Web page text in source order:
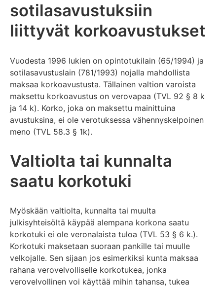
sotilasavustuksiin
liittyvät korkoavustukset
Vuodesta 1996 lukien on opintotukilain (65/1994) ja
sotilasavustuslain (781/1993) nojalla mahdollista
maksaa korkoavustusta. Tällainen valtion varoista
maksettu korkoavustus on verovapaa (TVL 92 § 8 k
ja 14 k). Korko, joka on maksettu mainittuina
avustuksina, ei ole verotuksessa vähennyskelpoinen
meno (TVL 58.3 § 1k).
Valtiolta tai kunnalta
saatu korkotuki
Myöskään valtiolta, kunnalta tai muulta
julkisyhteisöltä käypää alempana korkona saatu
korkotuki ei ole veronalaista tuloa (TVL 53 § 6 k.).
Korkotuki maksetaan suoraan pankille tai muulle
velkojalle. Sen sijaan jos esimerkiksi kunta maksaa
rahana verovelvolliselle korkotukea, jonka
verovelvollinen voi käyttää mihin tahansa, tukea